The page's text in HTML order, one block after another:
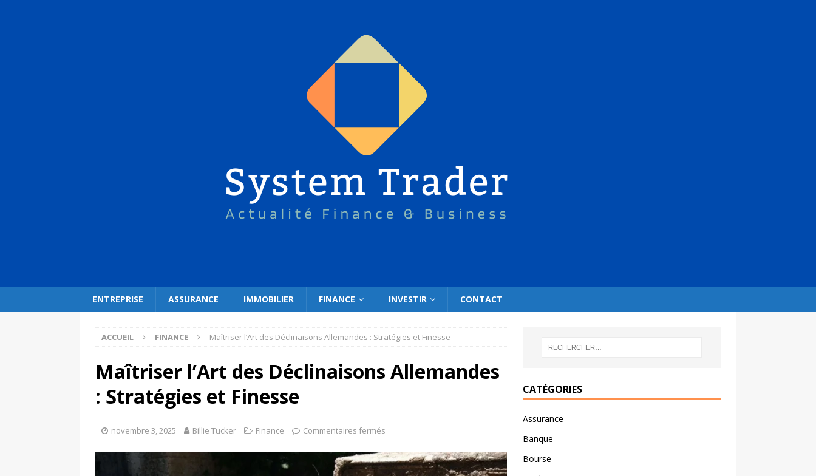
ENTREPRISE ASSURANCE IMMOBILIER FINANCE INVESTIR CONTACT
ACCUEIL FINANCE Maîtriser l’Art des Déclinaisons Allemandes : Stratégies et Finesse
Maîtriser l’Art des Déclinaisons Allemandes
: Stratégies et Finesse
novembre 3, 2025 Billie Tucker Finance Commentaires fermés
CATÉGORIES
Assurance
Banque
Bourse